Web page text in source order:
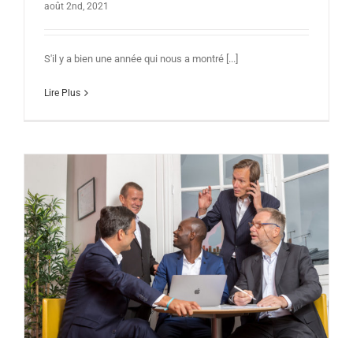
août 2nd, 2021
S'il y a bien une année qui nous a montré [...]
Lire Plus